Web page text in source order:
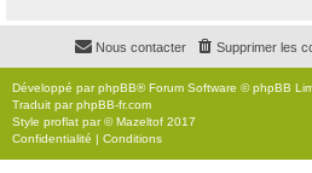
Supprimer les
Nous contacter
Développé parphpBB® Forum Software © phpBB
Traduit parphpBB-fr.com
Style proflat par ©Mazeltof 2017
Confidentialité | Conditions